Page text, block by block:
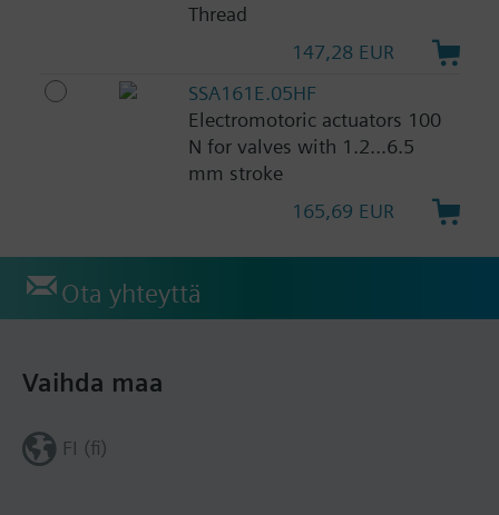
Thread
147,28 EUR
SSA161E.05HF
Electromotoric actuators 100
N for valves with 1.2...6.5
mm stroke
165,69 EUR
Ota yhteyttä
Vaihda maa
FI (fi)